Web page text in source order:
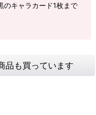
のキャラカード1枚まで
品も買っています